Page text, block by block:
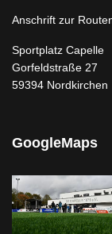
Anschrift zur
Sportplatz Capelle
Gorfeldstraße 27
59394 Nordkirchen
GoogleMaps